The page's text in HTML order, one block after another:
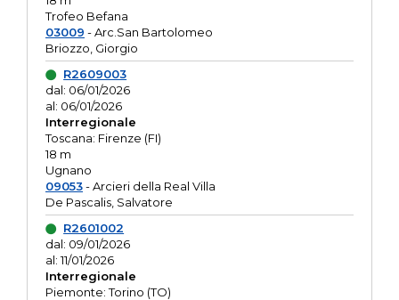
Trofeo Befana
03009 - Arc.San Bartolomeo
Briozzo, Giorgio
R2609003
dal: 06/01/2026
al: 06/01/2026
Interregionale
Toscana: Firenze (FI)
18 m
Ugnano
09053- Arcieri della Real Villa
De Pascalis, Salvatore
R2601002
dal: 09/01/2026
al: 11/01/2026
Interregionale
Piemonte: Torino (TO)